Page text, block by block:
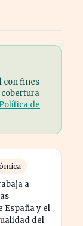
con fines
de
a
España y el
del